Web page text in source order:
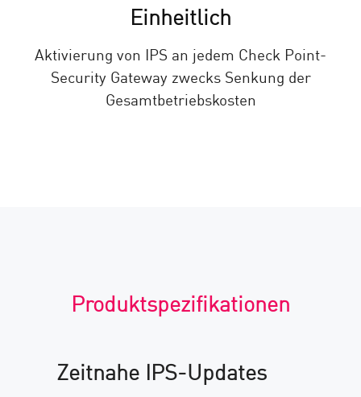
Einheitlich
Aktivierung von IPS an jedem Check Point-
Security Gateway zwecks Senkung der
Gesamtbetriebskosten
Produktspezifikationen
Zeitnahe IPS-Updates